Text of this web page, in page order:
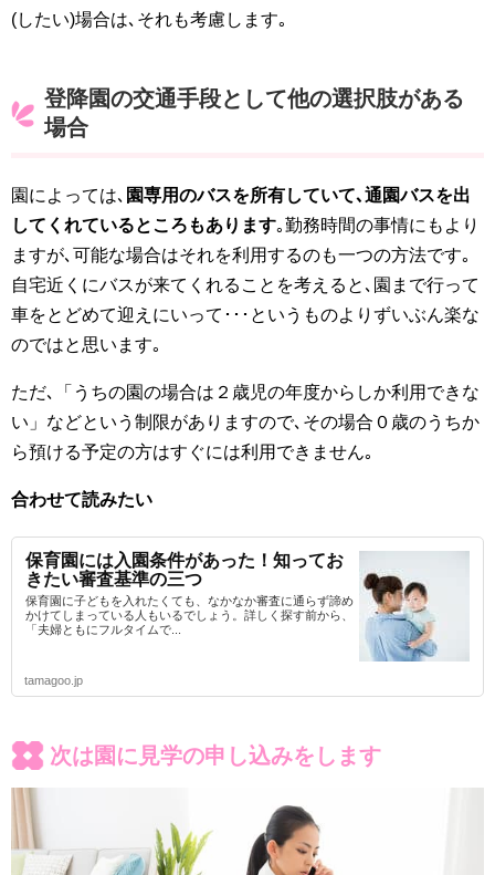
(したい)場合は､それも考慮します｡
登降園の交通手段として他の選択肢がある
場合
園によっては､ 園専用のバスを所有していて､通園バスを出
してくれているところもあります｡勤務時間の事情にもより
ますが､可能な場合はそれを利用するのも一つの方法です｡
自宅近くにバスが来てくれることを考えると､園まで行って
車をとどめて迎えにいって･･･というものよりずいぶん楽な
のではと思います｡
ただ､「うちの園の場合は２歳児の年度からしか利用できな
い」などという制限がありますので､その場合０歳のうちか
ら預ける予定の方はすぐには利用できません｡
合わせて読みたい
保育園には入園条件があった！知ってお
きたい審査基準の三つ
保育園に子どもを入れたくても、なかなか審査に通らず諦め
かけてしまっている人もいるでしょう。詳しく探す前から、
「夫婦ともにフルタイムで...
tamagoo.jp
次は園に見学の申し込みをします